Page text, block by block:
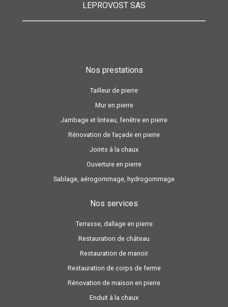
LEPROVOST SAS
Nos prestations
Tailleur de pierre
Mur en pierre
Jambage et linteau, fenêtre en pierre
Rénovation de façade en pierre
Joints à la chaux
Ouverture en pierre
Sablage, aérogommage, hydrogommage
Nos services
Terrasse, dallage en pierre
Restauration de château
Restauration de manoir
Restauration de corps de ferme
Rénovation de maison en pierre
Enduit à la chaux